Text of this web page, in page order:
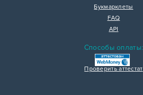
Букмарклеты
FAQ
API
Способы оплаты:
Проверить аттестат